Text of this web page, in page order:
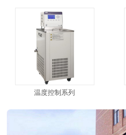
温度控制系列